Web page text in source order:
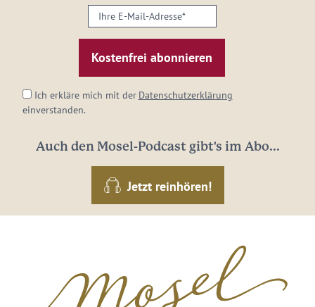
Ihre
E-
Mail-
Adresse:
Ich erkläre mich mit der Datenschutzerklärung
einverstanden.
Auch den Mosel-Podcast gibt's im Abo...
Jetzt reinhören!